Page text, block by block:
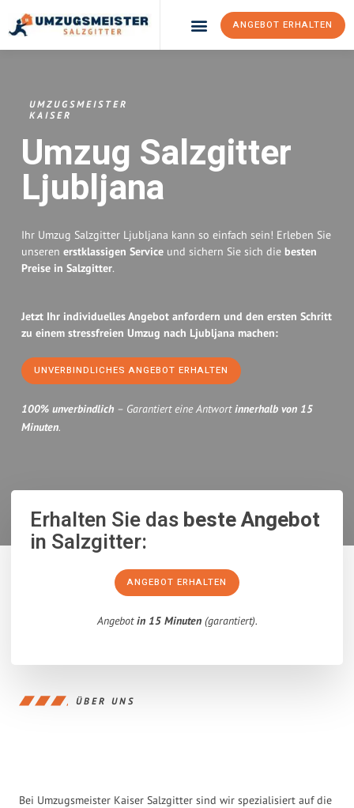
ANGEBOT ERHALTEN
UMZUGSMEISTER
KAISER
Umzug Salzgitter
Ljubljana
Ihr Umzug Salzgitter Ljubljana kann so einfach sein! Erleben Sie
unseren erstklassigen Service und sichern Sie sich die besten
Preise in Salzgitter.
Jetzt Ihr individuelles Angebot anfordern und den ersten Schritt
zu einem stressfreien Umzug nach Ljubljana machen:
UNVERBINDLICHES ANGEBOT ERHALTEN
100% unverbindlich – Garantiert eine Antwortinnerhalb von 15
Minuten.
Erhalten Sie dasbeste Angebot
in Salzgitter:
ANGEBOT ERHALTEN
Angebotin 15 Minuten(garantiert).
ÜBER UNS
Bei Umzugsmeister Kaiser Salzgitter sind wir spezialisiert auf die